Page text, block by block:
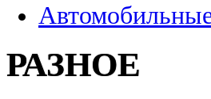
РАЗНОЕ